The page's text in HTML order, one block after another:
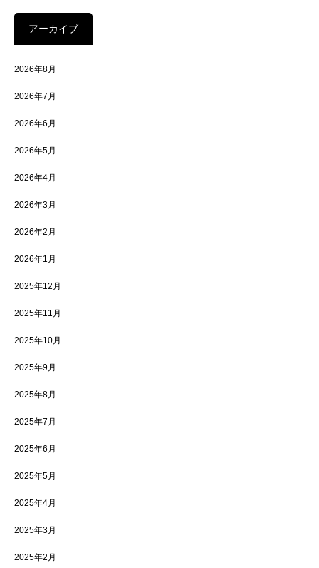
アーカイブ
2026年8月
2026年7月
2026年6月
2026年5月
2026年4月
2026年3月
2026年2月
2026年1月
2025年12月
2025年11月
2025年10月
2025年9月
2025年8月
2025年7月
2025年6月
2025年5月
2025年4月
2025年3月
2025年2月